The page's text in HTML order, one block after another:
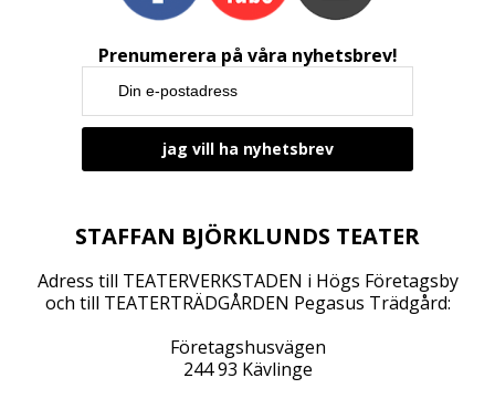
Prenumerera på våra nyhetsbrev!
STAFFAN BJÖRKLUNDS TEATER
Adress till TEATERVERKSTADEN i Högs Företagsby
och till TEATERTRÄDGÅRDEN Pegasus Trädgård:
Företagshusvägen
244 93 Kävlinge